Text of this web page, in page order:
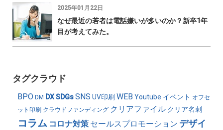
2025年01月22日
なぜ最近の若者は電話嫌いが多いのか？新卒1年
目が考えてみた。
タグクラウド
BPO DM DXSDGsSNS UV印刷 WEB Youtube イベント オフセ
ット印刷 クラウドファンディング クリアファイル クリア名刺
コラム コロナ対策 セールスプロモーション デザイ